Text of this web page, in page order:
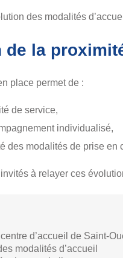
des modalités
de la
place permet de :
de service,
individualisé,
des modalités de prise en
à relayer ces
d’accueil de Saint-
modalités d’accueil